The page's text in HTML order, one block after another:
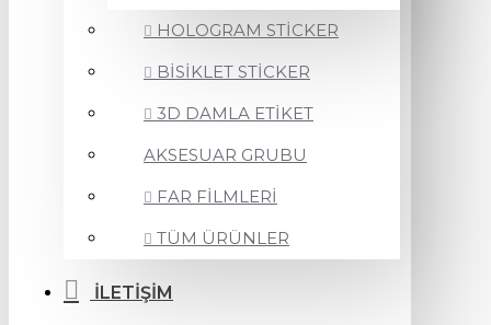
HOLOGRAM STİCKER
BİSİKLET STİCKER
3D DAMLA ETİKET
AKSESUAR GRUBU
FAR FİLMLERİ
TÜM ÜRÜNLER
İLETİŞİM